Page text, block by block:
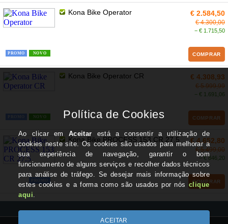
NOVO
PROMO
Kona Bike Operator € 2.584,50
€ 4.300,00
− € 1.715,50
COMPRAR
NOVO
Kona Bike Operator CR € 4.308,93
€ 5.999,99
− € 1.691,06
COMPRAR
Kona Bike PROCESS 153 CR 27.5 € 4.652,80
€ 5.499,00
− € 846,20
COMPRAR